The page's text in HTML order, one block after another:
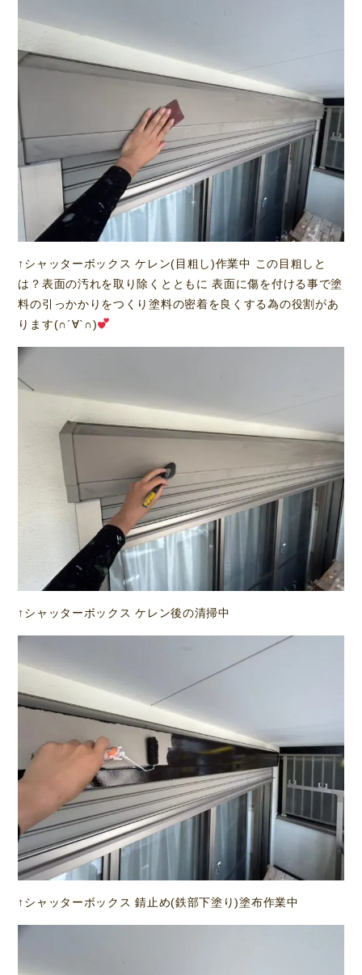
↑シャッターボックス ケレン(目粗し)作業中 この目粗しと
は？表面の汚れを取り除くとともに 表面に傷を付ける事で塗
料の引っかかりをつくり塗料の密着を良くする為の役割があ
ります(∩´∀`∩)
↑シャッターボックス ケレン後の清掃中
↑シャッターボックス 錆止め(鉄部下塗り)塗布作業中